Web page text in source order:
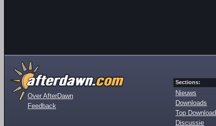
Over AfterDawn
Feedback
Sections:
Nieuws
Downloads
Top
Discussie